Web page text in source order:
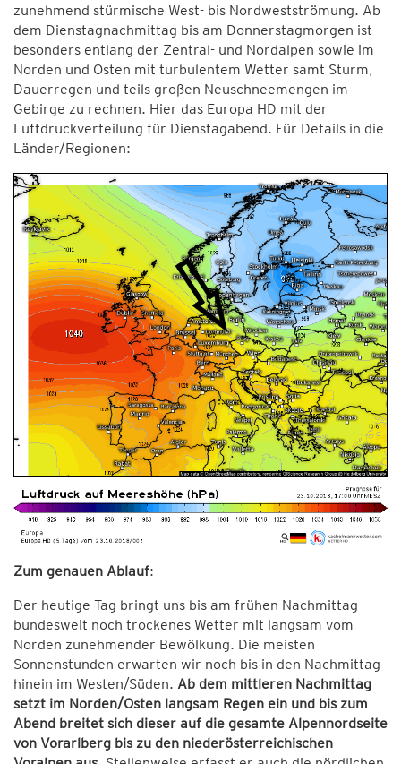
zunehmend stürmische West- bis Nordwestströmung. Ab
dem Dienstagnachmittag bis am Donnerstagmorgen ist
besonders entlang der Zentral- und Nordalpen sowie im
Norden und Osten mit turbulentem Wetter samt Sturm,
Dauerregen und teils großen Neuschneemengen im
Gebirge zu rechnen. Hier das Europa HD mit der
Luftdruckverteilung für Dienstagabend. Für Details in die
Länder/Regionen:
Zum genauen Ablauf:
Der heutige Tag bringt uns bis am frühen Nachmittag
bundesweit noch trockenes Wetter mit langsam vom
Norden zunehmender Bewölkung. Die meisten
Sonnenstunden erwarten wir noch bis in den Nachmittag
hinein im Westen/Süden. Ab dem mittleren Nachmittag
setzt im Norden/Osten langsam Regen ein und bis zum
Abend breitet sich dieser auf die gesamte Alpennordseite
von Vorarlberg bis zu den niederösterreichischen